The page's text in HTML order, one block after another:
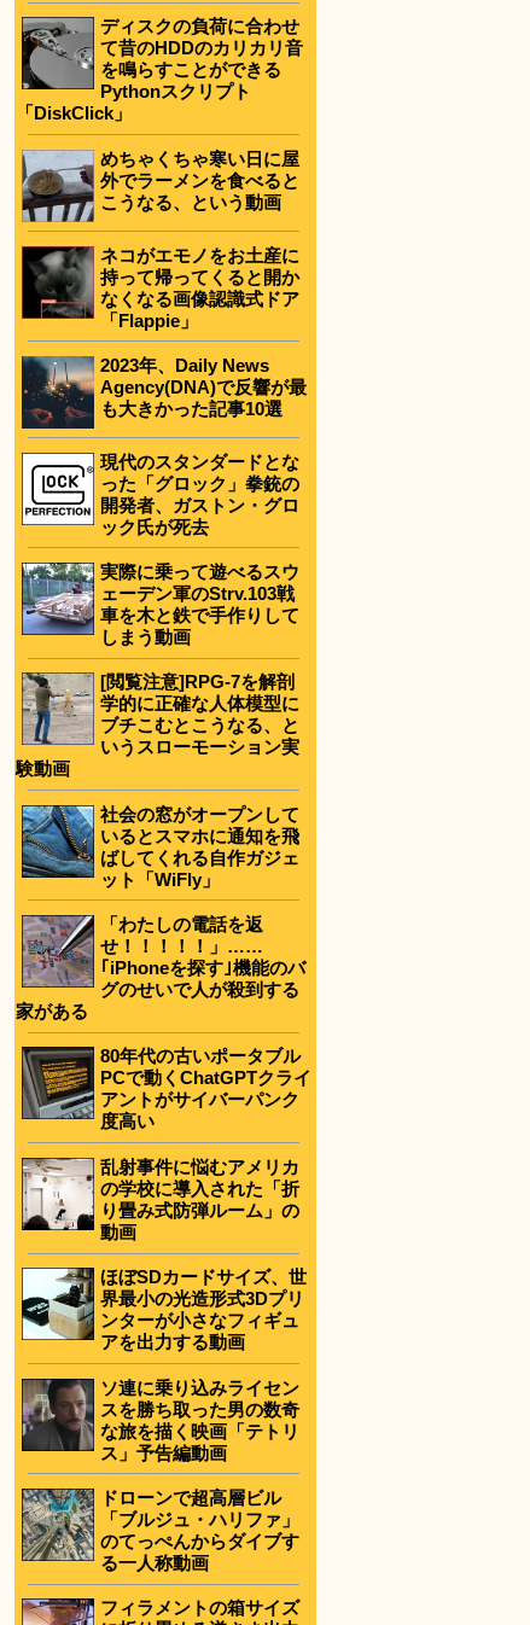
ディスクの負荷に合わせ
て昔のHDDのカリカリ音
を鳴らすことができる
Pythonスクリプト
「DiskClick」
めちゃくちゃ寒い日に屋
外でラーメンを食べると
こうなる、という動画
ネコがエモノをお土産に
持って帰ってくると開か
なくなる画像認識式ドア
「Flappie」
2023年、Daily News
Agency(DNA)で反響が最
も大きかった記事10選
現代のスタンダードとな
った「グロック」拳銃の
開発者、ガストン・グロ
ック氏が死去
実際に乗って遊べるスウ
ェーデン軍のStrv.103戦
車を木と鉄で手作りして
しまう動画
[閲覧注意]RPG-7を解剖
学的に正確な人体模型に
ブチこむとこうなる、と
いうスローモーション実
験動画
社会の窓がオープンして
いるとスマホに通知を飛
ばしてくれる自作ガジェ
ット「WiFly」
「わたしの電話を返
せ！！！！！」……
｢iPhoneを探す｣機能のバ
グのせいで人が殺到する
家がある
80年代の古いポータブル
PCで動くChatGPTクライ
アントがサイバーパンク
度高い
乱射事件に悩むアメリカ
の学校に導入された「折
り畳み式防弾ルーム」の
動画
ほぼSDカードサイズ、世
界最小の光造形式3Dプリ
ンターが小さなフィギュ
アを出力する動画
ソ連に乗り込みライセン
スを勝ち取った男の数奇
な旅を描く映画「テトリ
ス」予告編動画
ドローンで超高層ビル
「ブルジュ・ハリファ」
のてっぺんからダイブす
る一人称動画
フィラメントの箱サイズ